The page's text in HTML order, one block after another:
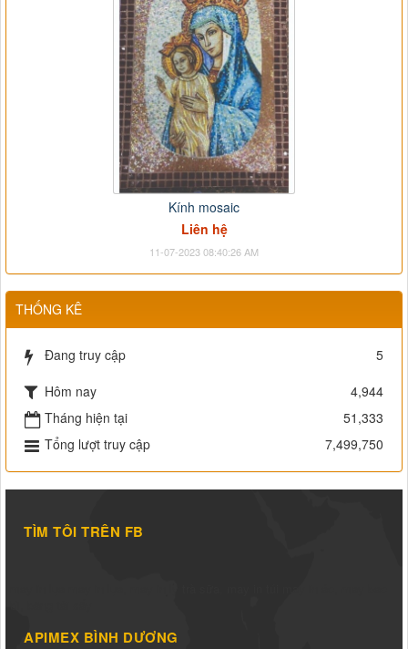
Kính mosaic
Liên hệ
11-07-2023 08:40:26 AM
THỐNG KÊ
Đang truy cập
5
Hôm nay
4,944
Tháng hiện tại
51,333
Tổng lượt truy cập
7,499,750
TÌM TÔI TRÊN FB
APIMEX BÌNH DƯƠNG